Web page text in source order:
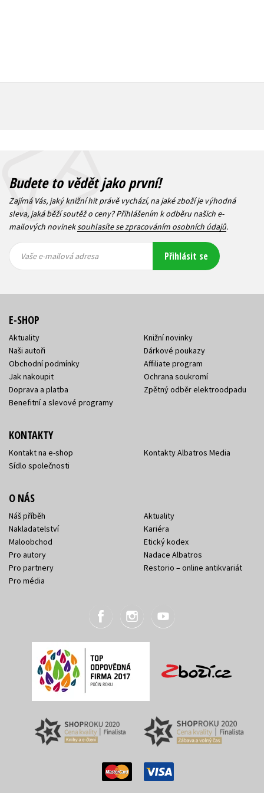
Budete to vědět jako první!
Zajímá Vás, jaký knižní hit právě vychází, na jaké zboží je výhodná
sleva, jaká běží soutěž o ceny? Přihlášením k odběru našich e-
mailových novineksouhlasíte se zpracováním osobních údajů.
mailová
mailová
Vaše e-mailová adresa Přihlásit se
E-SHOP
Aktuality
Naši autoři
Obchodní podmínky
Jak nakoupit
Doprava a platba
Benefitní a slevové programy
Knižní novinky
Dárkové poukazy
Affiliate program
Ochrana soukromí
Zpětný odběr elektroodpadu
KONTAKTY
Kontakt na e-shop
Sídlo společnosti
Kontakty Albatros Media
O NÁS
Náš příběh
Nakladatelství
Maloobchod
Pro autory
Pro partnery
Pro média
Aktuality
Kariéra
Etický kodex
Nadace Albatros
Restorio – online antikvariát